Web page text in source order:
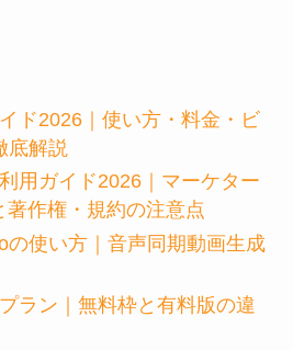
ド2026｜使い方・料金・ビ
底解説
用ガイド2026｜マーケター
著作権・規約の注意点
の使い方｜音声同期動画生成
ラン｜無料枠と有料版の違